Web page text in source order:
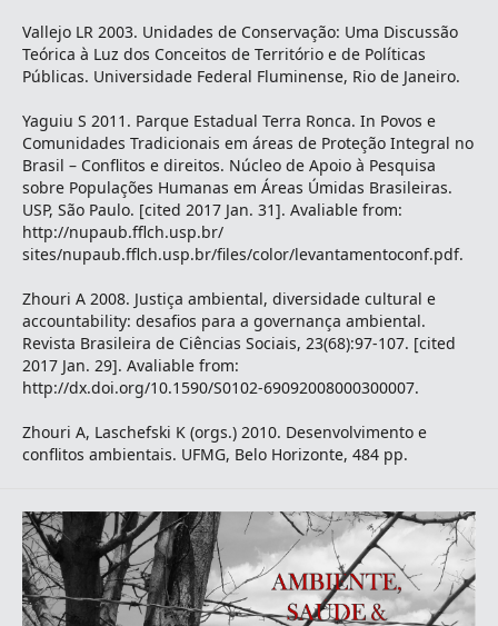
Vallejo LR 2003. Unidades de Conservação: Uma Discussão
Teórica à Luz dos Conceitos de Território e de Políticas
Públicas. Universidade Federal Fluminense, Rio de Janeiro.
Yaguiu S 2011. Parque Estadual Terra Ronca. In Povos e
Comunidades Tradicionais em áreas de Proteção Integral no
Brasil – Conflitos e direitos. Núcleo de Apoio à Pesquisa
sobre Populações Humanas em Áreas Úmidas Brasileiras.
USP, São Paulo. [cited 2017 Jan. 31]. Avaliable from:
http://nupaub.fflch.usp.br/
sites/nupaub.fflch.usp.br/files/color/levantamentoconf.pdf.
Zhouri A 2008. Justiça ambiental, diversidade cultural e
accountability: desafios para a governança ambiental.
Revista Brasileira de Ciências Sociais, 23(68):97-107. [cited
2017 Jan. 29]. Avaliable from:
http://dx.doi.org/10.1590/S0102-69092008000300007.
Zhouri A, Laschefski K (orgs.) 2010. Desenvolvimento e
conflitos ambientais. UFMG, Belo Horizonte, 484 pp.